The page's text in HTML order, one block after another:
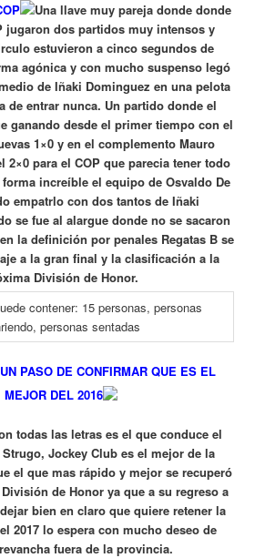
Una llave muy pareja donde donde
jugaron dos partidos muy intensos y
estuvieron a cinco segundos de
agónica y con mucho suspenso legó
de Iñaki Dominguez en una pelota
de entrar nunca. Un partido donde el
ganando desde el primer tiempo con el
1×0 y en el complemento Mauro
2×0 para el COP que parecia tener todo
increíble el equipo de Osvaldo De
empatrlo con dos tantos de Iñaki
se fue al alargue donde no se sacaron
la definición por penales Regatas B se
a la gran final y la clasificación a la
División de Honor.
PASO DE CONFIRMAR QUE ES EL
MEJOR DEL 2016
todas las letras es el que conduce el
Jockey Club es el mejor de la
el que mas rápido y mejor se recuperó
de Honor ya que a su regreso a
bien en claro que quiere retener la
2017 lo espera con mucho deseo de
fuera de la provincia.